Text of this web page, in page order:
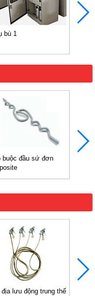
bù 1
buộc đầu sứ đơn
địa lưu động trung thế